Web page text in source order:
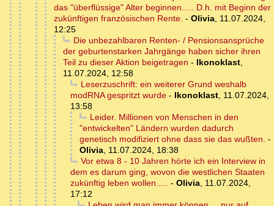
das "überflüssige" Alter beginnen..... D.h. mit Beginn der
zukünftigen französischen Rente. - Olivia, 11.07.2024,
12:25
Die unbezahlbaren Renten- / Pensionsansprüche
der geburtenstarken Jahrgänge haben sicher ihren
Teil zu dieser Aktion beigetragen - Ikonoklast,
11.07.2024, 12:58
Leserzuschrift: ein weiterer Grund weshalb
modRNA gespritzt wurde - Ikonoklast, 11.07.2024,
13:58
Leider. Millionen von Menschen in den
"entwickelten" Ländern wurden dadurch
genetisch modifiziert ohne dass sie das wußten. -
Olivia, 11.07.2024, 18:38
Vor etwa 8 - 10 Jahren hörte ich ein Interview in
dem es darum ging, wovon die westlichen Staaten
zukünftig leben wollen..... - Olivia, 11.07.2024,
17:12